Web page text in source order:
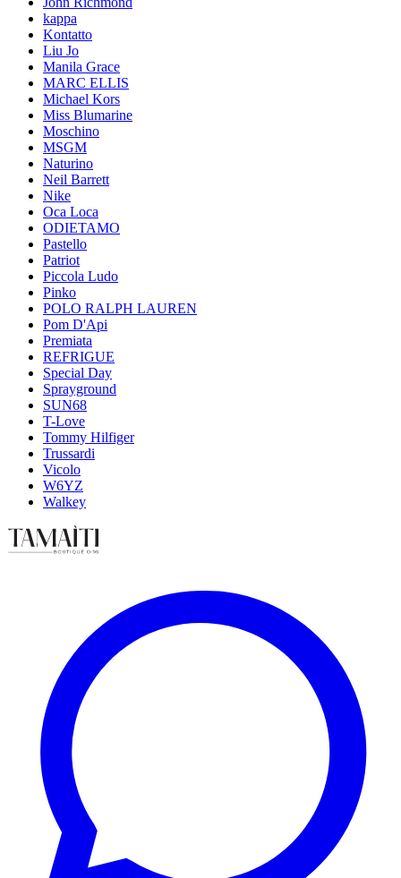
kappa
Kontatto
Liu Jo
Manila Grace
MARC ELLIS
Michael Kors
Miss Blumarine
Moschino
MSGM
Naturino
Neil Barrett
Nike
Oca Loca
ODIETAMO
Pastello
Patriot
Piccola Ludo
Pinko
POLO RALPH LAUREN
Pom D'Api
Premiata
REFRIGUE
Special Day
Sprayground
SUN68
T-Love
Tommy Hilfiger
Trussardi
Vicolo
W6YZ
Walkey